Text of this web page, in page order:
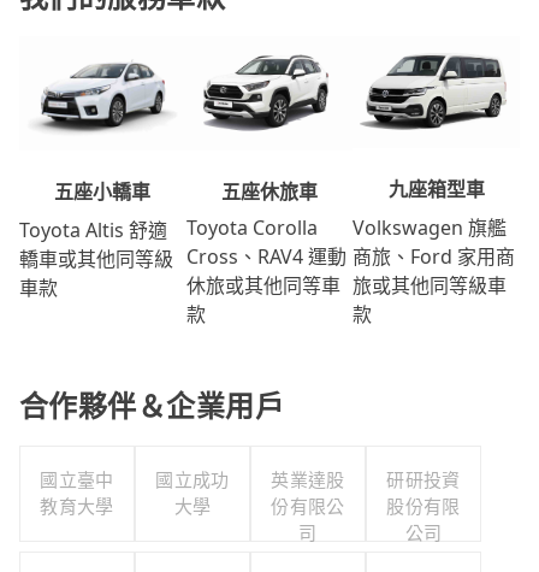
五座小轎車
Toyota Altis 舒適
轎車或其他同等級
車款
五座休旅車
Toyota Corolla
Cross、RAV4 運動
休旅或其他同等車
款
九座箱型車
Volkswagen 旗艦
商旅、Ford 家用商
旅或其他同等級車
款
合作夥伴＆企業用戶
國立臺中
教育大學
國立成功
大學
英業達股
份有限公
司
研研投資
股份有限
公司